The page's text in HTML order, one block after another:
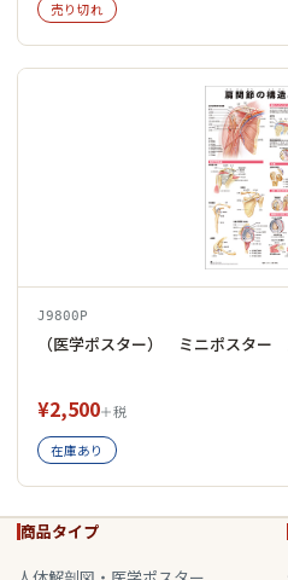
売り切れ
J9800P
（医学ポスター） ミニポスター
¥2,500＋税
在庫あり
商品タイプ